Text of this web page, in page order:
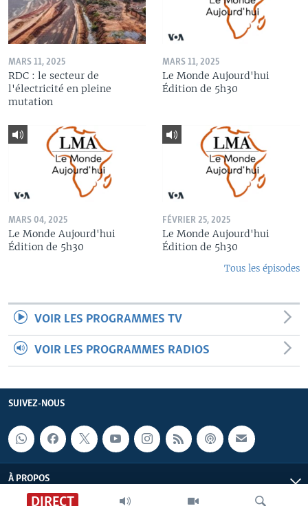
DIRECT
MARS 11, 2025
RDC : le secteur de
l'électricité en pleine
mutation
MARS 11, 2025
Le Monde Aujourd'hui
Édition de 5h30
MARS 04, 2025
Le Monde Aujourd'hui
Édition de 5h30
FÉVRIER 25, 2025
Le Monde Aujourd'hui
Édition de 5h30
Tous les épisodes
VOIR LES PROGRAMMES TV
VOIR LES PROGRAMMES RADIOS
SUIVEZ-NOUS
À PROPOS